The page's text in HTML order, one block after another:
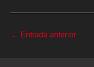
← Entrada anterior